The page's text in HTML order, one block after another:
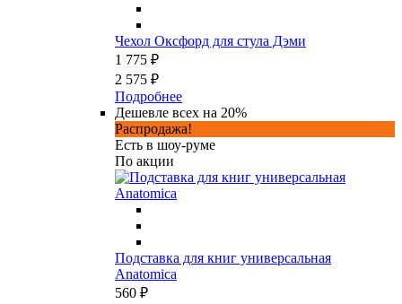
Чехол Оксфорд для стула Дэми
1 775 ₽
2 575 ₽
Подробнее
Дешевле всех на 20%
Распродажа!
Есть в шоу-руме
По акции
Подставка для книг универсальная
Anatomica
560 ₽